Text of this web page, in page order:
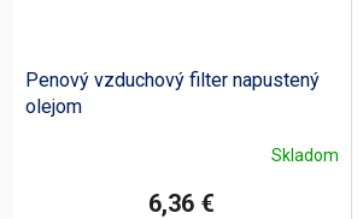
Penový vzduchový filter napustený
olejom
Skladom
6,36 €